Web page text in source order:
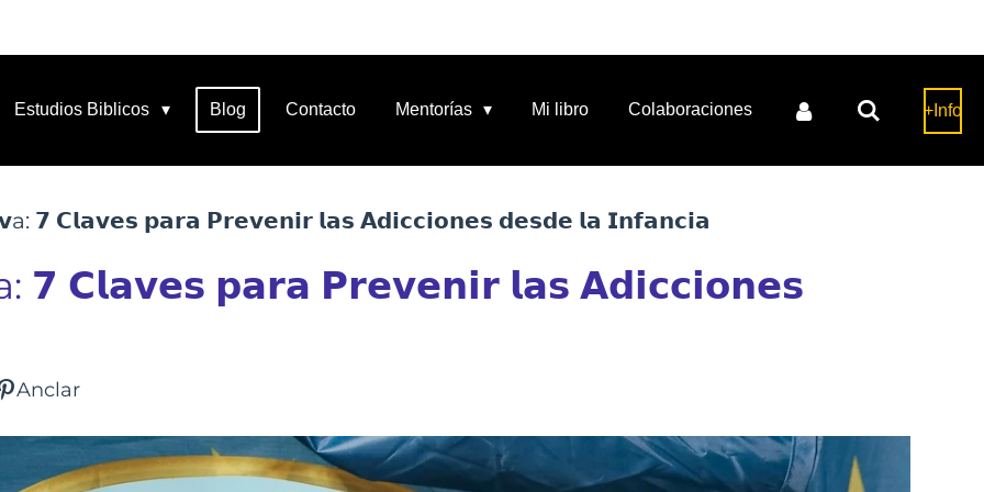
Estudios Biblicos Blog Contacto Mentorías Mi libro Colaboraciones +Info
𝟳 𝗖𝗹𝗮𝘃𝗲𝘀 𝗽𝗮𝗿𝗮 𝗣𝗿𝗲𝘃𝗲𝗻𝗶𝗿 𝗹𝗮𝘀 𝗔𝗱𝗶𝗰𝗰𝗶𝗼𝗻𝗲𝘀 𝗱𝗲𝘀𝗱𝗲 𝗹𝗮 𝗜𝗻𝗳𝗮𝗻𝗰𝗶𝗮
𝟳 𝗖𝗹𝗮𝘃𝗲𝘀 𝗽𝗮𝗿𝗮 𝗣𝗿𝗲𝘃𝗲𝗻𝗶𝗿 𝗹𝗮𝘀 𝗔𝗱𝗶𝗰𝗰𝗶𝗼𝗻𝗲𝘀
Anclar